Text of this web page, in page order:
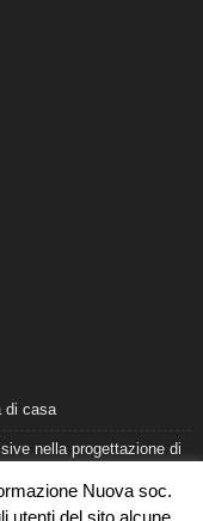
di casa
nella progettazione di
sulla qualità del mare
Nuova soc.